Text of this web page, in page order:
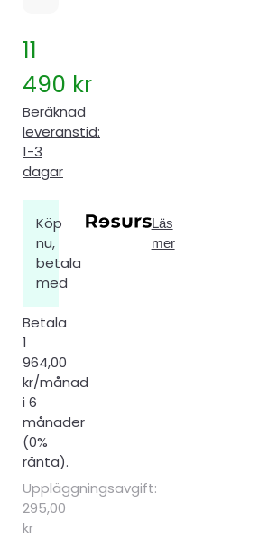
11
490 kr
Beräknad
leveranstid:
1-3
dagar
Köp
nu,
betala
med
Läs
mer
Betala
1
964,00
kr/månad
i 6
månader
(0%
ränta).
Uppläggningsavgift:
295,00
kr